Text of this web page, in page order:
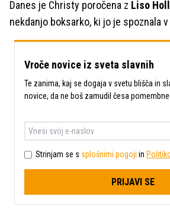
Danes je Christy poročena z Liso
nekdanjo boksarko, ki jo je spoznala
Vroče novice iz sveta slavnih
Te zanima, kaj se dogaja v svetu blišča in
novice, da ne boš zamudil česa
Strinjam se s splošnimi pogoji in
PRIJAVI SE